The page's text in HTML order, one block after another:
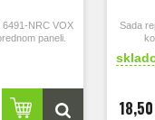
6491-NRC VOX
paneli.
Sada